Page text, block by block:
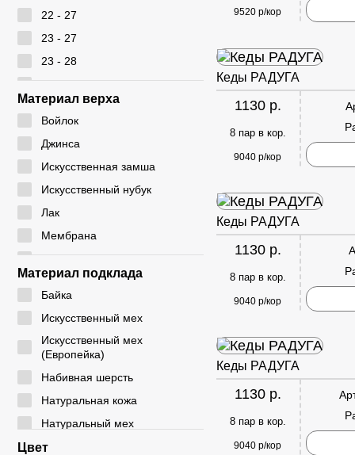
CM
CYCY
DADA
DICNI
DINO ALBAT
DUOLE
EIE
ELENA
EX-TIM
FAFALA
FASHION
G. ROSE
22 - 27
23 - 27
23 - 28
24 - 28
24 - 29
26 - 30
26 - 31
27 - 32
28 - 33
29 - 33
29 - 36
30 - 35
30 - 37
31 - 35
31 - 36
31 - 37
31 - 38
Материал верха
Войлок
Джинса
Искусственная замша
Искусственный нубук
Лак
Мембрана
Натуральная замша
Натуральная кожа
Резина
Резинка
Текстиль
ЭВА
Экокожа
Материал подклада
Байка
Искусственный мех
Искусственный мех
(Европейка)
Набивная шерсть
Натуральная кожа
Натуральный мех
Натуральный мех
Цвет
9520 р/кор
Кеды РАДУГА
1130 р.
8 пар в кор.
9040 р/кор
Кеды РАДУГА
1130 р.
8 пар в кор.
9040 р/кор
Кеды РАДУГА
1130 р.
8 пар в кор.
9040 р/кор